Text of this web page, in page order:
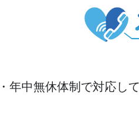
年中無休体制で対応し